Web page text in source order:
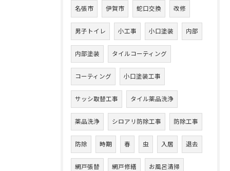
名張市 伊賀市 蛇口交換 改修
男子トイレ 小工事 小口塗装 内部
内部塗装 タイルコーティング
コーティング 小口塗装工事
サッシ取替工事 タイル薬品洗浄
薬品洗浄 シロアリ防除工事 防除工事
防除 時期 春 虫 入居 退去
網戸張替 網戸修繕 お風呂清掃